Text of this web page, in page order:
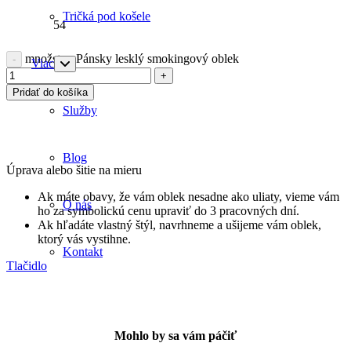
Tričká pod košele
Viac
Služby
Blog
O nás
Kontakt
54
množstvo Pánsky lesklý smokingový oblek
Pridať do košíka
Úprava alebo šitie na mieru
Ak máte obavy, že vám oblek nesadne ako uliaty, vieme vám
ho za symbolickú cenu upraviť do 3 pracovných dní.
Ak hľadáte vlastný štýl, navrhneme a ušijeme vám oblek,
ktorý vás vystihne.
Tlačidlo
Mohlo by sa vám páčiť